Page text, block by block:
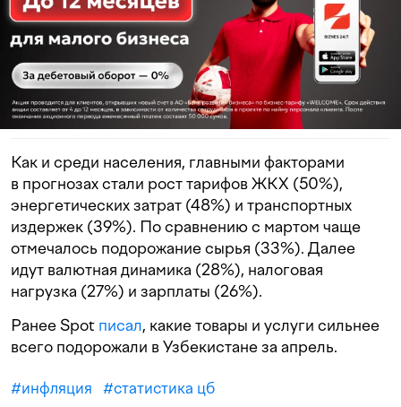
Как и среди населения, главными факторами
в прогнозах стали рост тарифов ЖКХ (50%),
энергетических затрат (48%) и транспортных
издержек (39%). По сравнению с мартом чаще
отмечалось подорожание сырья (33%). Далее
идут валютная динамика (28%), налоговая
нагрузка (27%) и зарплаты (26%).
Ранее Spot писал, какие товары и услуги сильнее
всего подорожали в Узбекистане за апрель.
#инфляция #статистика цб